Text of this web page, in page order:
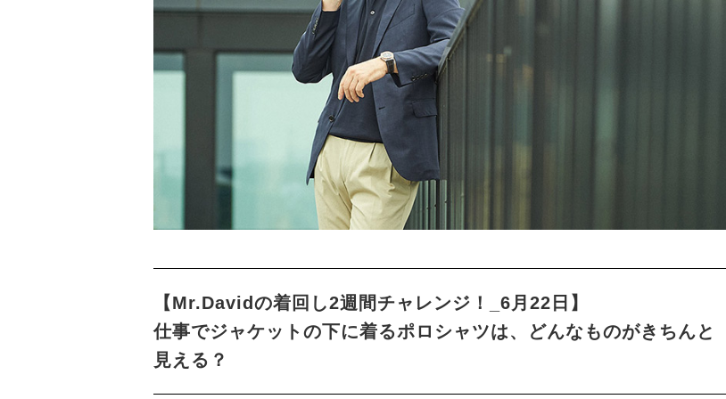
【Mr.Davidの着回し2週間チャレンジ！_6月22日】
仕事でジャケットの下に着るポロシャツは、どんなものがきちんと
見える？